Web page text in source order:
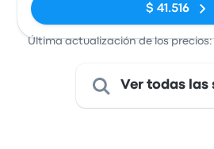
$ 41.516
Última actualización de los precios:
Ver todas las